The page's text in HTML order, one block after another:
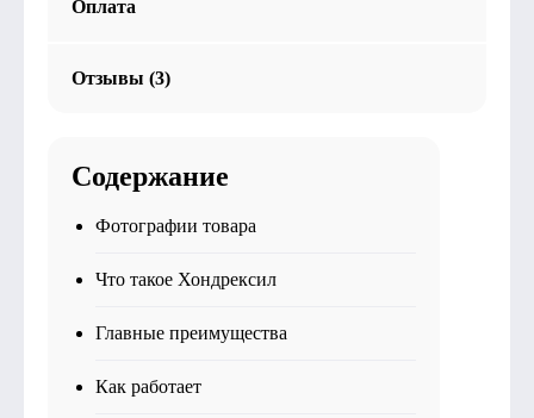
Оплата
Отзывы (3)
Содержание
Фотографии товара
Что такое Хондрексил
Главные преимущества
Как работает